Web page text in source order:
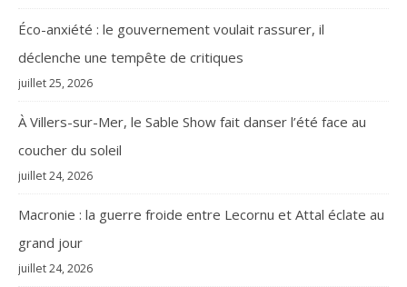
Éco-anxiété : le gouvernement voulait rassurer, il
déclenche une tempête de critiques
juillet 25, 2026
À Villers-sur-Mer, le Sable Show fait danser l’été face au
coucher du soleil
juillet 24, 2026
Macronie : la guerre froide entre Lecornu et Attal éclate au
grand jour
juillet 24, 2026